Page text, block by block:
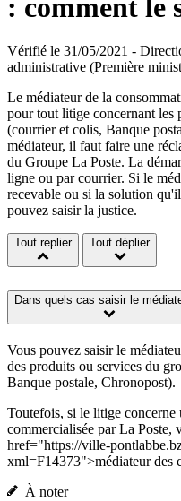
: comment le
Vérifié le 31/05/2021 -
administrative (Première
Le médiateur de la
pour tout litige concernant les
(courrier et colis, Banque
médiateur, il faut faire une
du Groupe La Poste. La
ligne ou par courrier. Si le
recevable ou si la solution
pouvez saisir la justice.
Tout replier Tout déplier
Dans quels cas saisir le
Vous pouvez saisir le
des produits ou services du
Banque postale, Chronopost).
Toutefois, si le litige concerne
commercialisée par La Poste,
href="https://ville-
xml=F14373">médiateur des
À noter